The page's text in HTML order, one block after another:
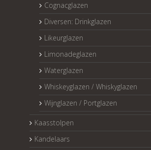
Cognacglazen
Diversen: Drinkglazen
Likeurglazen
Limonadeglazen
Waterglazen
Whiskeyglazen / Whiskyglazen
Wijnglazen / Portglazen
Kaasstolpen
Kandelaars